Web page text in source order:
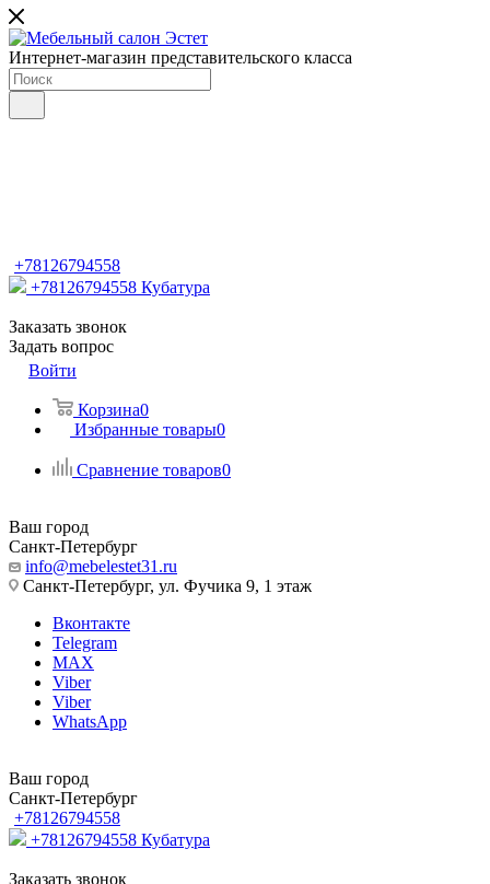
Интернет-магазин представительского класса
+78126794558
+78126794558 Кубатура
Заказать звонок
Задать вопрос
Войти
Корзина0
Избранные товары0
Сравнение товаров0
Ваш город
Санкт-Петербург
info@mebelestet31.ru
Санкт-Петербург, ул. Фучика 9, 1 этаж
Вконтакте
Telegram
MAX
Viber
Viber
WhatsApp
Ваш город
Санкт-Петербург
+78126794558
+78126794558 Кубатура
Заказать звонок